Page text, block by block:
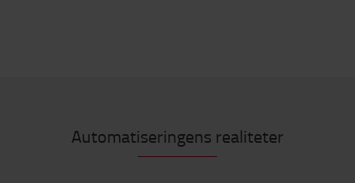
Automatiseringens realiteter